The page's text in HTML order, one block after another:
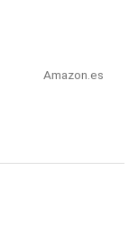
Amazon.es